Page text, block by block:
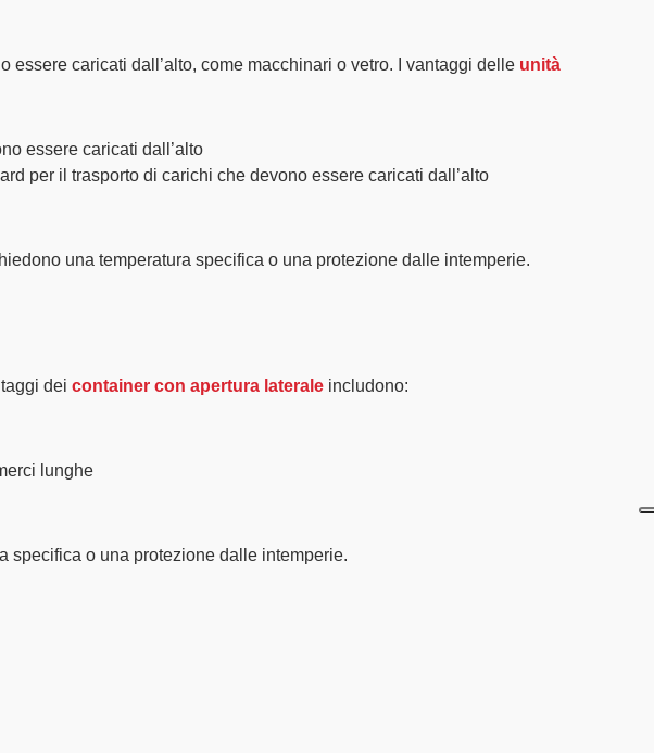
essere caricati dall’alto, come macchinari o vetro. I vantaggi delle unità
essere caricati dall’alto
per il trasporto di carichi che devono essere caricati dall’alto
una temperatura specifica o una protezione dalle intemperie.
dei container con apertura laterale includono:
lunghe
specifica o una protezione dalle intemperie.